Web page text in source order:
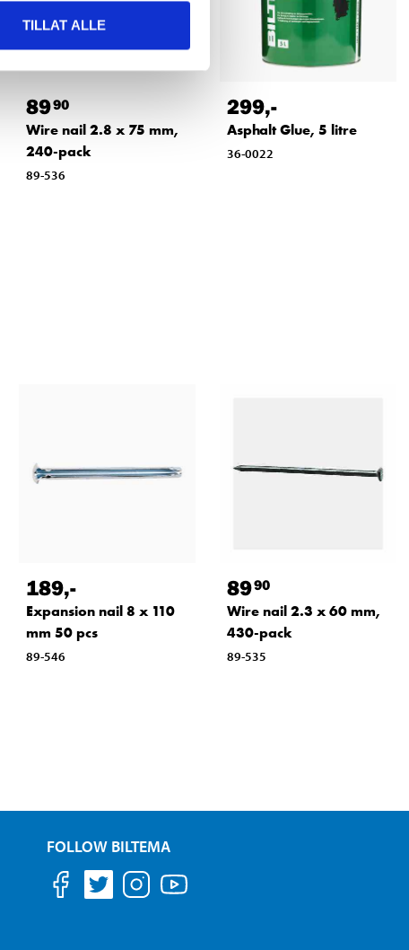
TILLAT ALLE
8990
Wire nail 2.8 x 75 mm,
240-pack
89-536
299,-
Asphalt Glue, 5 litre
36-0022
189,-
Expansion nail 8 x 110
mm 50 pcs
89-546
8990
Wire nail 2.3 x 60 mm,
430-pack
89-535
FOLLOW BILTEMA